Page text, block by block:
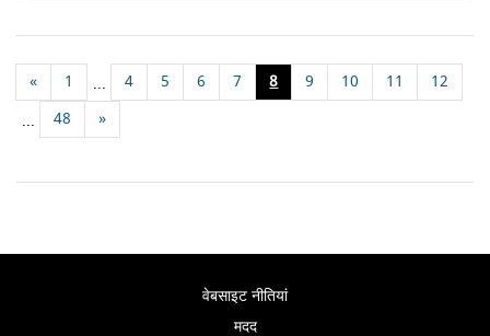
« 1 ... 4 5 6 7 8 9 10 11
12
...
48 »
वेबसाइट नीतियां
मदद